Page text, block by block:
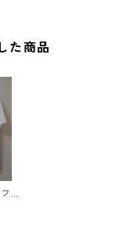
た商品
ァ
ス
ル